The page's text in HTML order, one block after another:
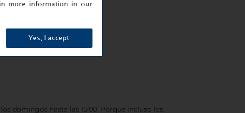
domingos hasta las 15:00. Porque incluso los
more information in our
Yes, I accept